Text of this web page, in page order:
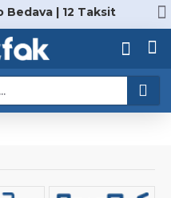
Bedava | 12 Taksit